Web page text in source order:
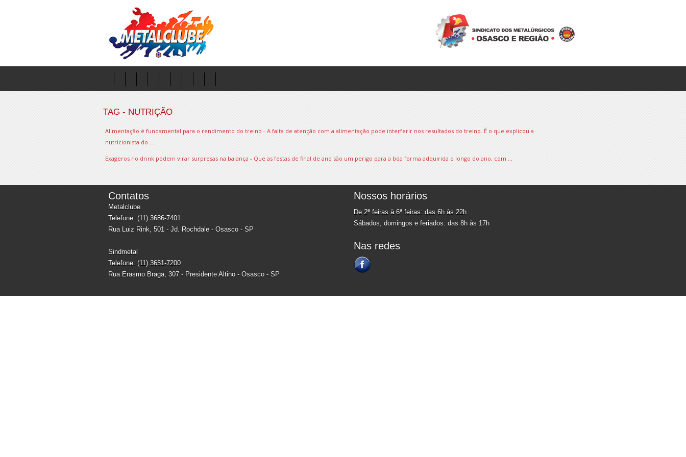
TAG - NUTRIÇÃO
Alimentação é fundamental para o rendimento do treino - A falta de atenção com a alimentação pode interferir nos resultados do treino. É o que explicou a
nutricionista do ...
Exageros no drink podem virar surpresas na balança - Que as festas de final de ano são um perigo para a boa forma adquirida o longo do ano, com ...
Contatos
Metalclube
Telefone: (11) 3686-7401
Rua Luiz Rink, 501 - Jd. Rochdale - Osasco - SP
Sindmetal
Telefone: (11) 3651-7200
Rua Erasmo Braga, 307 - Presidente Altino - Osasco - SP
Nossos horários
De 2ª feiras à 6ª feiras: das 6h às 22h
Sábados, domingos e feriados: das 8h às 17h
Nas redes